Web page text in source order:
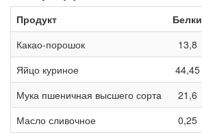
Продукт Белки
Какао-порошок
13,8
Яйцо куриное
44,45
Мука пшеничная высшего сорта
21,6
Масло сливочное
0,25